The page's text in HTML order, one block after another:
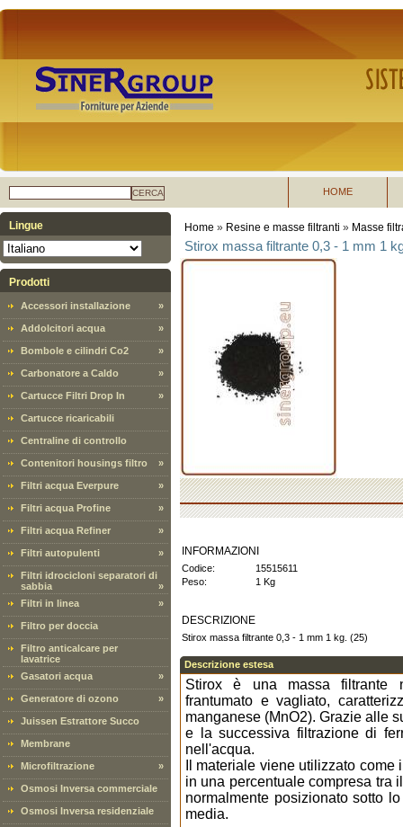
CERCA HOME
Lingue
Prodotti
Accessori installazione »
Addolcitori acqua »
Bombole e cilindri Co2 »
Carbonatore a Caldo »
Cartucce Filtri Drop In »
Cartucce ricaricabili
Centraline di controllo
Contenitori housings filtro »
Filtri acqua Everpure »
Filtri acqua Profine »
Filtri acqua Refiner »
Filtri autopulenti »
Filtri idrocicloni separatori di
sabbia
»
Filtri in linea
»
Filtro per doccia
Filtro anticalcare per
lavatrice
Gasatori acqua
»
Generatore di ozono »
Juissen Estrattore Succo
Membrane
Microfiltrazione »
Osmosi Inversa commerciale
Osmosi Inversa residenziale
Home » Resine e masse filtranti » Masse
Stirox massa filtrante 0,3 - 1 mm 1
INFORMAZIONI
Codice:
15515611
Peso:
1 Kg
DESCRIZIONE
Stirox massa filtrante 0,3 - 1 mm 1 kg. (25)
Descrizione estesa
Stirox è una massa filtrante
frantumato e vagliato,
manganese (MnO2). Grazie alle
e la successiva filtrazione di
nell'acqua.
Il materiale viene utilizzato
in una percentuale compresa tra
normalmente posizionato sotto
media.